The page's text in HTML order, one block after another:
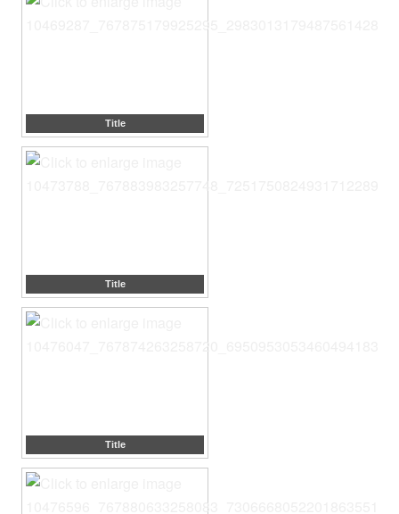
Title
Title
Title